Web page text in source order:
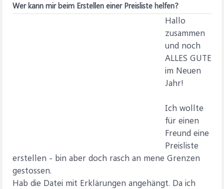
Wer kann mir beim Erstellen einer Preisliste helfen?
Hallo
zusammen
und noch
ALLES GUTE
im Neuen
Jahr!
Ich wollte
für einen
Freund eine
Preisliste
erstellen - bin aber doch rasch an mene Grenzen
gestossen.
Hab die Datei mit Erklärungen angehängt. Da ich